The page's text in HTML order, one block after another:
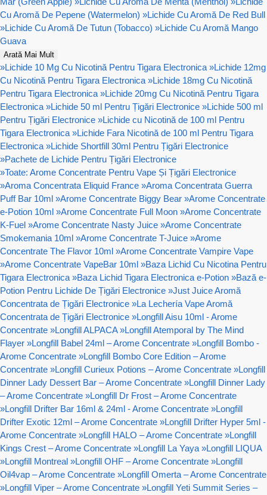
Cu Aromă De Pepene (Watermelon) »Lichide Cu Aromă De Red Bull
»Lichide Cu Aromă De Tutun (Tobacco) »Lichide Cu Aromă Mango
Guava
Arată Mai Mult
»Lichide 10 Mg Cu Nicotină Pentru Tigara Electronica »Lichide 12mg
Cu Nicotină Pentru Tigara Electronica »Lichide 18mg Cu Nicotină
Pentru Tigara Electronica »Lichide 20mg Cu Nicotină Pentru Tigara
Electronica »Lichide 50 ml Pentru Țigări Electronice »Lichide 500 ml
Pentru Țigări Electronice »Lichide cu Nicotină de 100 ml Pentru
Tigara Electronica »Lichide Fara Nicotină de 100 ml Pentru Tigara
Electronica »Lichide Shortfill 30ml Pentru Țigări Electronice
»Pachete de Lichide Pentru Țigări Electronice
»Toate: Arome Concentrate Pentru Vape Și Țigări Electronice
»Aroma Concentrata Eliquid France »Aroma Concentrata Guerra
Puff Bar 10ml »Arome Concentrate Biggy Bear »Arome Concentrate
e-Potion 10ml »Arome Concentrate Full Moon »Arome Concentrate
K-Fuel »Arome Concentrate Nasty Juice »Arome Concentrate
Smokemania 10ml »Arome Concentrate T-Juice »Arome
Concentrate The Flavor 10ml »Arome Concentrate Vampire Vape
»Arome Concentrate VapeBar 10ml »Baza Lichid Cu Nicotina Pentru
Tigara Electronica »Baza Lichid Tigara Electronica e-Potion »Bază e-
Potion Pentru Lichide De Țigări Electronice »Just Juice Aromă
Concentrata de Țigări Electronice »La Lechería Vape Aromă
Concentrata de Țigări Electronice »Longfill Aisu 10ml - Arome
Concentrate »Longfill ALPACA »Longfill Atemporal by The Mind
Flayer »Longfill Babel 24ml – Arome Concentrate »Longfill Bombo -
Arome Concentrate »Longfill Bombo Core Edition – Arome
Concentrate »Longfill Curieux Potions – Arome Concentrate »Longfill
Dinner Lady Dessert Bar – Arome Concentrate »Longfill Dinner Lady
– Arome Concentrate »Longfill Dr Frost – Arome Concentrate
»Longfill Drifter Bar 16ml & 24ml - Arome Concentrate »Longfill
Drifter Exotic 12ml – Arome Concentrate »Longfill Drifter Hyper 5ml -
Arome Concentrate »Longfill HALO – Arome Concentrate »Longfill
Kings Crest – Arome Concentrate »Longfill La Yaya »Longfill LIQUA
»Longfill Montreal »Longfill OHF – Arome Concentrate »Longfill
Oil4vap – Arome Concentrate »Longfill Omerta – Arome Concentrate
»Longfill Viper – Arome Concentrate »Longfill Yeti Summit Series –